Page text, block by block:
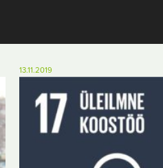
13.11.2019